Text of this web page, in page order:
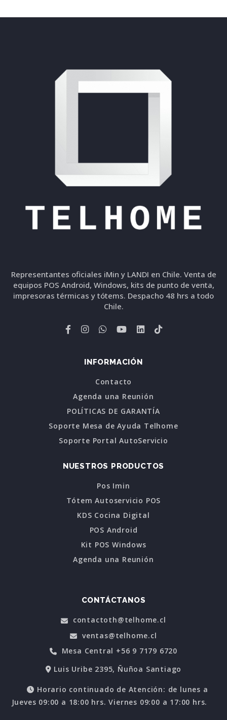
Representantes oficiales iMin y LANDI en Chile. Venta de
equipos POS Android, Windows, kits de punto de venta,
impresoras térmicas y tótems. Despacho 48 hrs a todo
Chile.
INFORMACIÓN
Contacto
Agenda una Reunión
POLÍTICAS DE GARANTÍA
Soporte Mesa de Ayuda Telhome
Soporte Portal AutoServicio
NUESTROS PRODUCTOS
Pos Imin
Tótem Autoservicio POS
KDS Cocina Digital
POS Android
Kit POS Windows
Agenda una Reunión
CONTÁCTANOS
contactoth@telhome.cl
ventas@telhome.cl
Mesa Central +56 9 7179 6720
Luis Uribe 2395, Ñuñoa Santiago
Horario continuado de Atención: de lunes a
Jueves 09:00 a 18:00 hrs. Viernes 09:00 a 17:00 hrs.